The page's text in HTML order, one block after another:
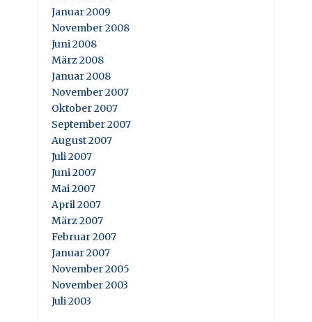
Januar 2009
November 2008
Juni 2008
März 2008
Januar 2008
November 2007
Oktober 2007
September 2007
August 2007
Juli 2007
Juni 2007
Mai 2007
April 2007
März 2007
Februar 2007
Januar 2007
November 2005
November 2003
Juli 2003